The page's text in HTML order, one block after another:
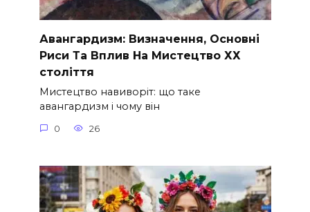
Авангардизм: Визначення, Основні
Риси Та Вплив На Мистецтво ХХ
століття
Мистецтво навиворіт: що таке
авангардизм і чому він
0 26